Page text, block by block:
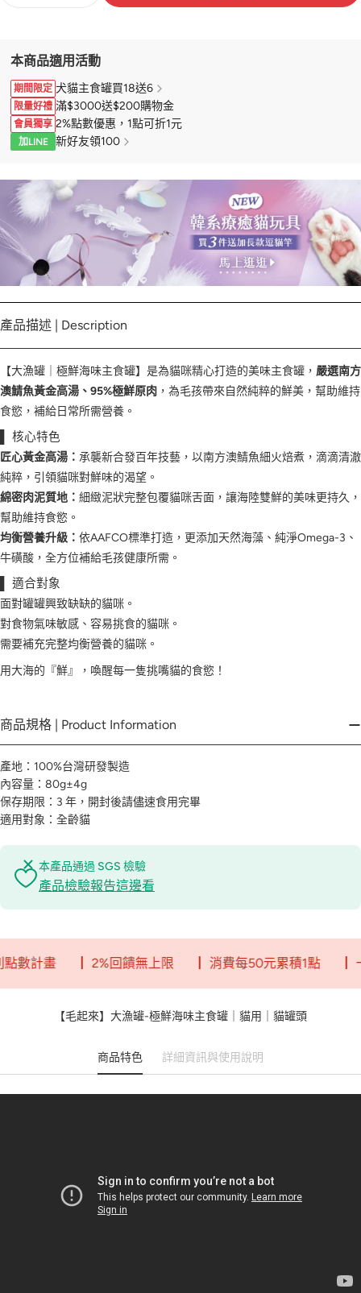
本商品適用活動
期間限定 犬貓主食罐買18送6
限量好禮 滿$3000送$200購物金
會員獨享 2%點數優惠，1點可折1元
加LINE 新好友領100
產品描述 | Description
【大漁罐｜極鮮海味主食罐】是為貓咪精心打造的美味主食罐， 嚴選南方
澳鯖魚黃金高湯、95%極鮮原肉 ，為毛孩帶來自然純粹的鮮美，幫助維持
食慾，補給日常所需營養。
▌ 核心特色
匠心黃金高湯： 承襲新合發百年技藝，以南方澳鯖魚細火焙煮，滴滴清澈
純粹，引領貓咪對鮮味的渴望。
綿密肉泥質地： 細緻泥狀完整包覆貓咪舌面，讓海陸雙鮮的美味更持久，
幫助維持食慾。
均衡營養升級： 依AAFCO標準打造，更添加天然海藻、純淨Omega-3、
牛磺酸，全方位補給毛孩健康所需。
▌ 適合對象
面對罐罐興致缺缺的貓咪。
對食物氣味敏感、容易挑食的貓咪。
需要補充完整均衡營養的貓咪。
用大海的『鮮』，喚醒每一隻挑嘴貓的食慾！
商品規格 | Product Information
產地：100%台灣研發製造
內容量：80g±4g
保存期限：3 年，開封後請儘速食用完畢
適用對象：全齡貓
本產品通過 SGS 檢驗
產品檢驗報告這邊看
┃ 2%回饋無上限 ┃ 消費每50元累積1點 ┃ 一點就是
【毛起來】大漁罐-極鮮海味主食罐｜貓用｜貓罐頭
商品特色 詳細資訊與使用說明